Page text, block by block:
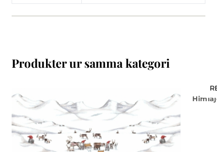
Produkter ur samma kategori